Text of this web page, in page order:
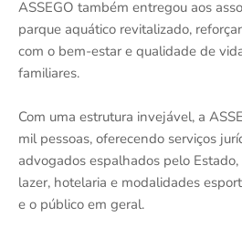
ASSEGO também entregou aos
parque aquático revitalizado,
com o bem-estar e qualidade de
familiares.
Com uma estrutura invejável, a
mil pessoas, oferecendo serviços
advogados espalhados pelo
lazer, hotelaria e modalidades
e o público em geral.